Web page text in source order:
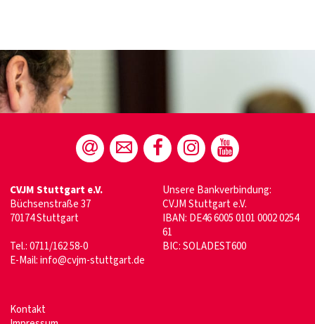
CVJM Stuttgart e.V.
Büchsenstraße 37
70174 Stuttgart
Tel.: 0711/162 58-0
E-Mail:info@cvjm-stuttgart.de
Unsere Bankverbindung:
CVJM Stuttgart e.V.
IBAN: DE46 6005 0101 0002 0254
61
BIC: SOLADEST600
Kontakt